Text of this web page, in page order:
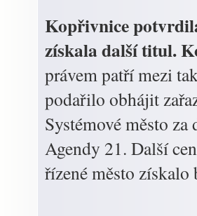
Kopřivnice
získala další titul.
právem patří mezi
podařilo obhájit
Systémové město
Agendy 21. Další
řízené město získalo